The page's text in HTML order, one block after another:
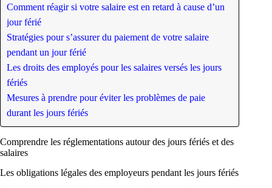
Comment réagir si votre salaire est en retard à cause d’un
jour férié
Stratégies pour s’assurer du paiement de votre salaire
pendant un jour férié
Les droits des employés pour les salaires versés les jours
fériés
Mesures à prendre pour éviter les problèmes de paie
durant les jours fériés
Comprendre les réglementations autour des jours fériés et des
salaires
Les obligations légales des employeurs pendant les jours fériés